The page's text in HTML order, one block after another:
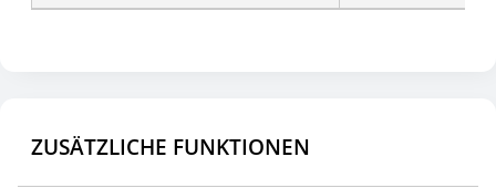
ZUSÄTZLICHE FUNKTIONEN